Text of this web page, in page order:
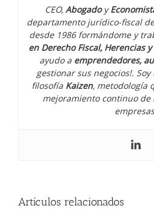
CEO, Abogadoy
departamento jurídico-fiscal
desde 1986 formándome y
en Derecho Fiscal, Herencias
ayudo a emprendedores,
gestionar sus negocios!.
filosofía Kaizen, metodología
mejoramiento continuo de
Artículos relacionados
¿Tienes que
agosto de